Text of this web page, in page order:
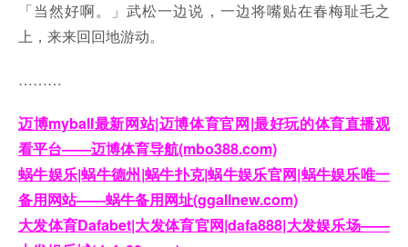
「当然好啊。」武松一边说，一边将嘴贴在春梅耻毛之
上，来来回回地游动。
………
迈博myball最新网站|迈博体育官网|最好玩的体育直播观
看平台——迈博体育导航(mbo388.com)
蜗牛娱乐|蜗牛德州|蜗牛扑克|蜗牛娱乐官网|蜗牛娱乐唯一
备用网站——蜗牛备用网址(ggallnew.com)
大发体育Dafabet|大发体育官网|dafa888|大发娱乐场——